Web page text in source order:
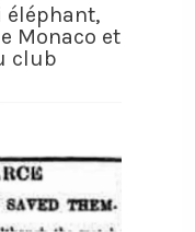
éléphant,
Monaco et
club